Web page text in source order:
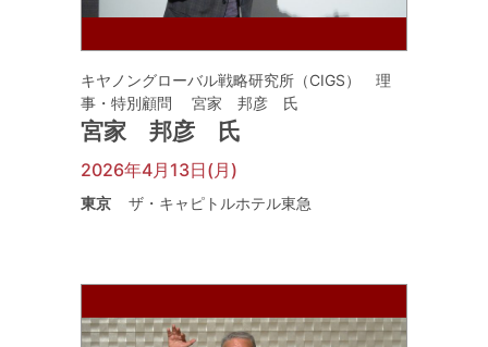
キヤノングローバル戦略研究所（CIGS） 理
事・特別顧問 宮家 邦彦 氏
宮家 邦彦 氏
2026年4月13日(月)
東京 ザ・キャピトルホテル東急